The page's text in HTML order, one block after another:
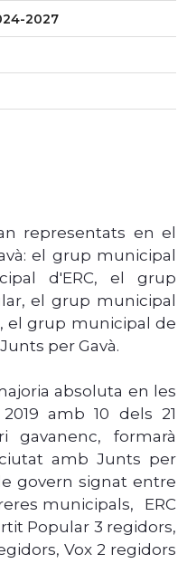
2027
representats en el
el grup municipal
d'ERC, el grup
el grup municipal
el grup municipal de
per Gavà.
absoluta en les
amb 10 dels 21
gavanenc, formarà
amb Junts per
govern signat entre
municipals, ERC
Popular 3 regidors,
Vox 2 regidors